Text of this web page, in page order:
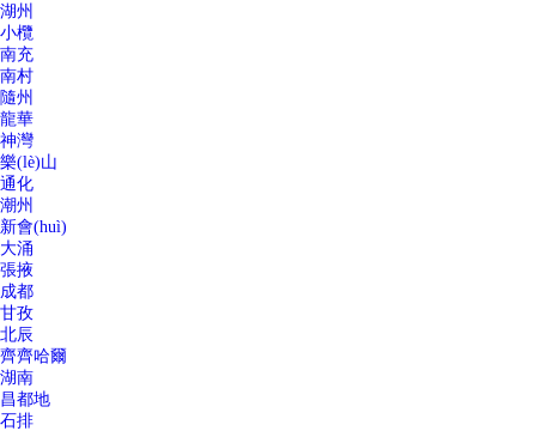
湖州
小欖
南充
南村
隨州
龍華
神灣
樂(lè)山
通化
潮州
新會(huì)
大涌
張掖
成都
甘孜
北辰
齊齊哈爾
湖南
昌都地
石排